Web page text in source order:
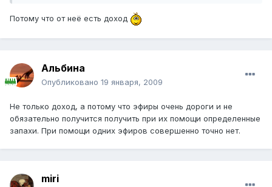
Потому что от неё есть доход
Альбина
Опубликовано 19 января, 2009
Не только доход, а потому что эфиры очень дороги и не
обязательно получится получить при их помощи определенные
запахи. При помощи одних эфиров совершенно точно нет.
miri